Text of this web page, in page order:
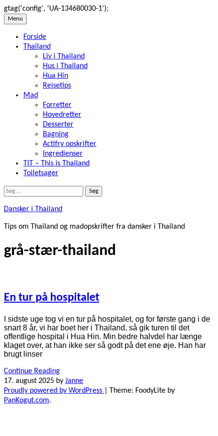
gtag('config', 'UA-134680030-1');
Skip
content
Menu
Forside
Thailand
Liv i Thailand
Hus i Thailand
Hua Hin
Rejsetips
Mad
Forretter
Hovedretter
Desserter
Bagning
Actifry opskrifter
Ingredienser
TIT – This is Thailand
Toiletsager
Søg
Dansker i Thailand
Tips om Thailand og madopskrifter fra dansker i Thailand
grå-stær-thailand
En tur på hospitalet
I sidste uge tog vi en tur på hospitalet, og for første gang i de
snart 8 år, vi har boet her i Thailand, så gik turen til det
offentlige hospital i Hua Hin. Min bedre halvdel har længe
klaget over, at han ikke ser så godt på det ene øje. Han har
brugt linser
Continue Reading
17. august 2025 by Janne
Proudly powered by WordPress
Theme: FoodyLite by
PanKogut.com.